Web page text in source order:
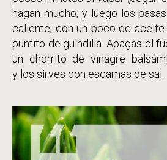
hagan mucho, y luego los
caliente, con un poco de
puntito de guindilla. Apagas el
un chorrito de vinagre
y los sirves con escamas de sal.